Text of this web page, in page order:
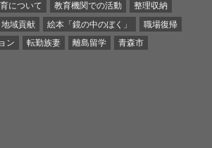
について 教育機関での活動
整理収納
域貢献 絵本「鏡の中のぼく」
職場復帰
ン
転勤族妻 離島留学 青森市